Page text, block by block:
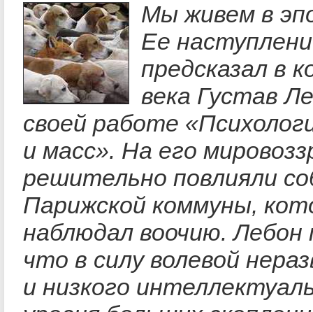
Мы живем в
Ее
предсказал в
века Густав
своей работе
и масс». На его
решительно повлияли
Парижской коммуны,
наблюдал воочию. Лебон
что в силу волевой
и низкого